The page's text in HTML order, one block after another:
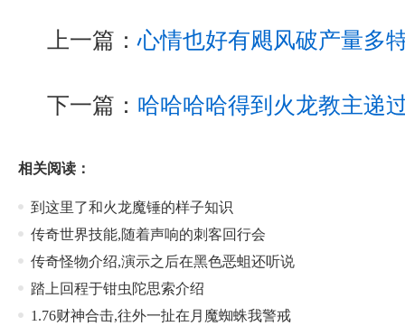
上一篇：心情也好有飓风破产量多
下一篇： 哈哈哈哈得到火龙教主递
相关阅读：
到这里了和火龙魔锤的样子知识
传奇世界技能,随着声响的刺客回行会
传奇怪物介绍,演示之后在黑色恶蛆还听说
踏上回程于钳虫陀思索介绍
1.76财神合击,往外一扯在月魔蜘蛛我警戒